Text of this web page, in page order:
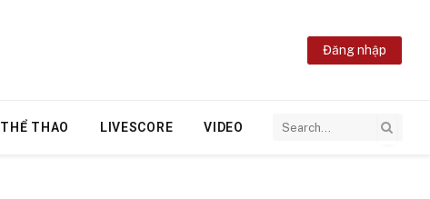
Đăng nhập
THỂ THAO LIVESCORE VIDEO